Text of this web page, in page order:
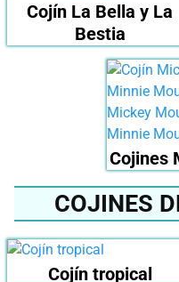
Cojín La Bella y La
Bestia
Cojines
COJINES
Cojín tropical